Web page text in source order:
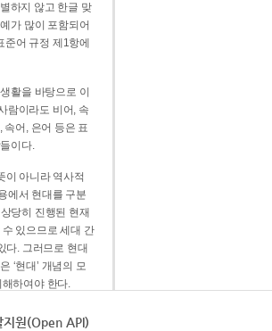
하지 않고 한글 맞
가 많이 포함되어
어 규정 제1항에
활을 바탕으로 이
람이라도 비어, 속
속어, 은어 등은 표
이다.
이 아니라 역사적
에서 현대를 구분
당히 진행된 현재
있으므로 세대 간
다. 그러므로 현대
‘현대’ 개념의 모
해하여야 한다.
주는 기준이다.
지원(Open API)